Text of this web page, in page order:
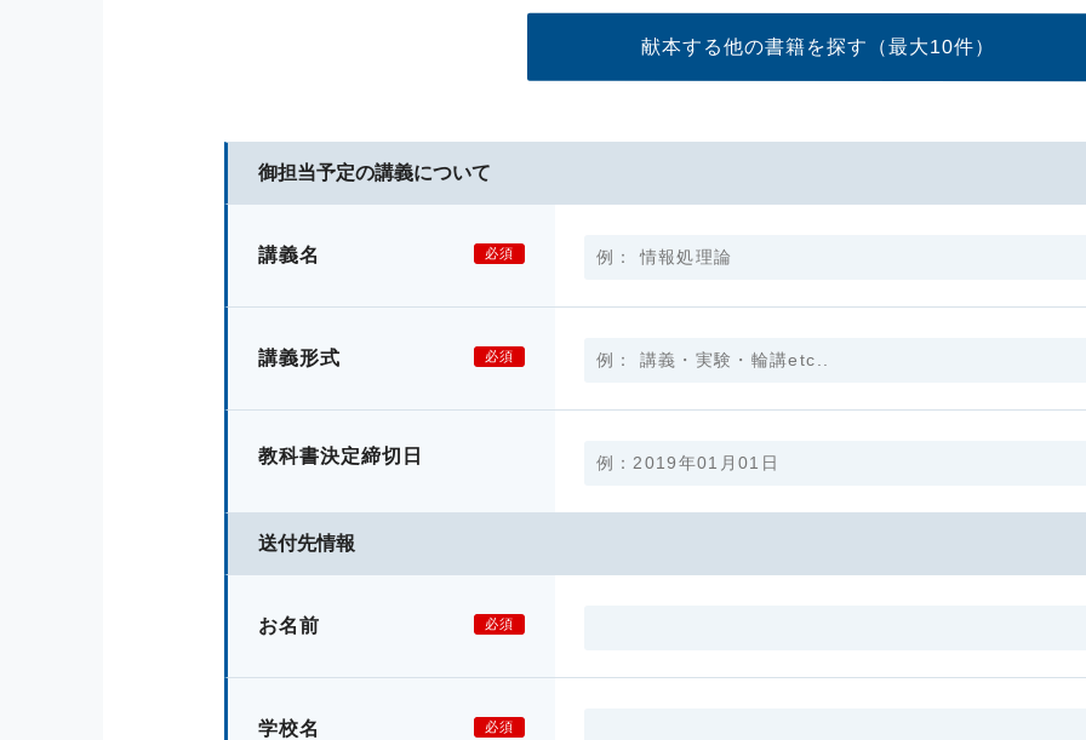
献本する他の書籍を探す （最大10件）
御担当予定の講義について
講義名 必須
講義形式 必須
教科書決定締切日
送付先情報
お名前 必須
学校名 必須